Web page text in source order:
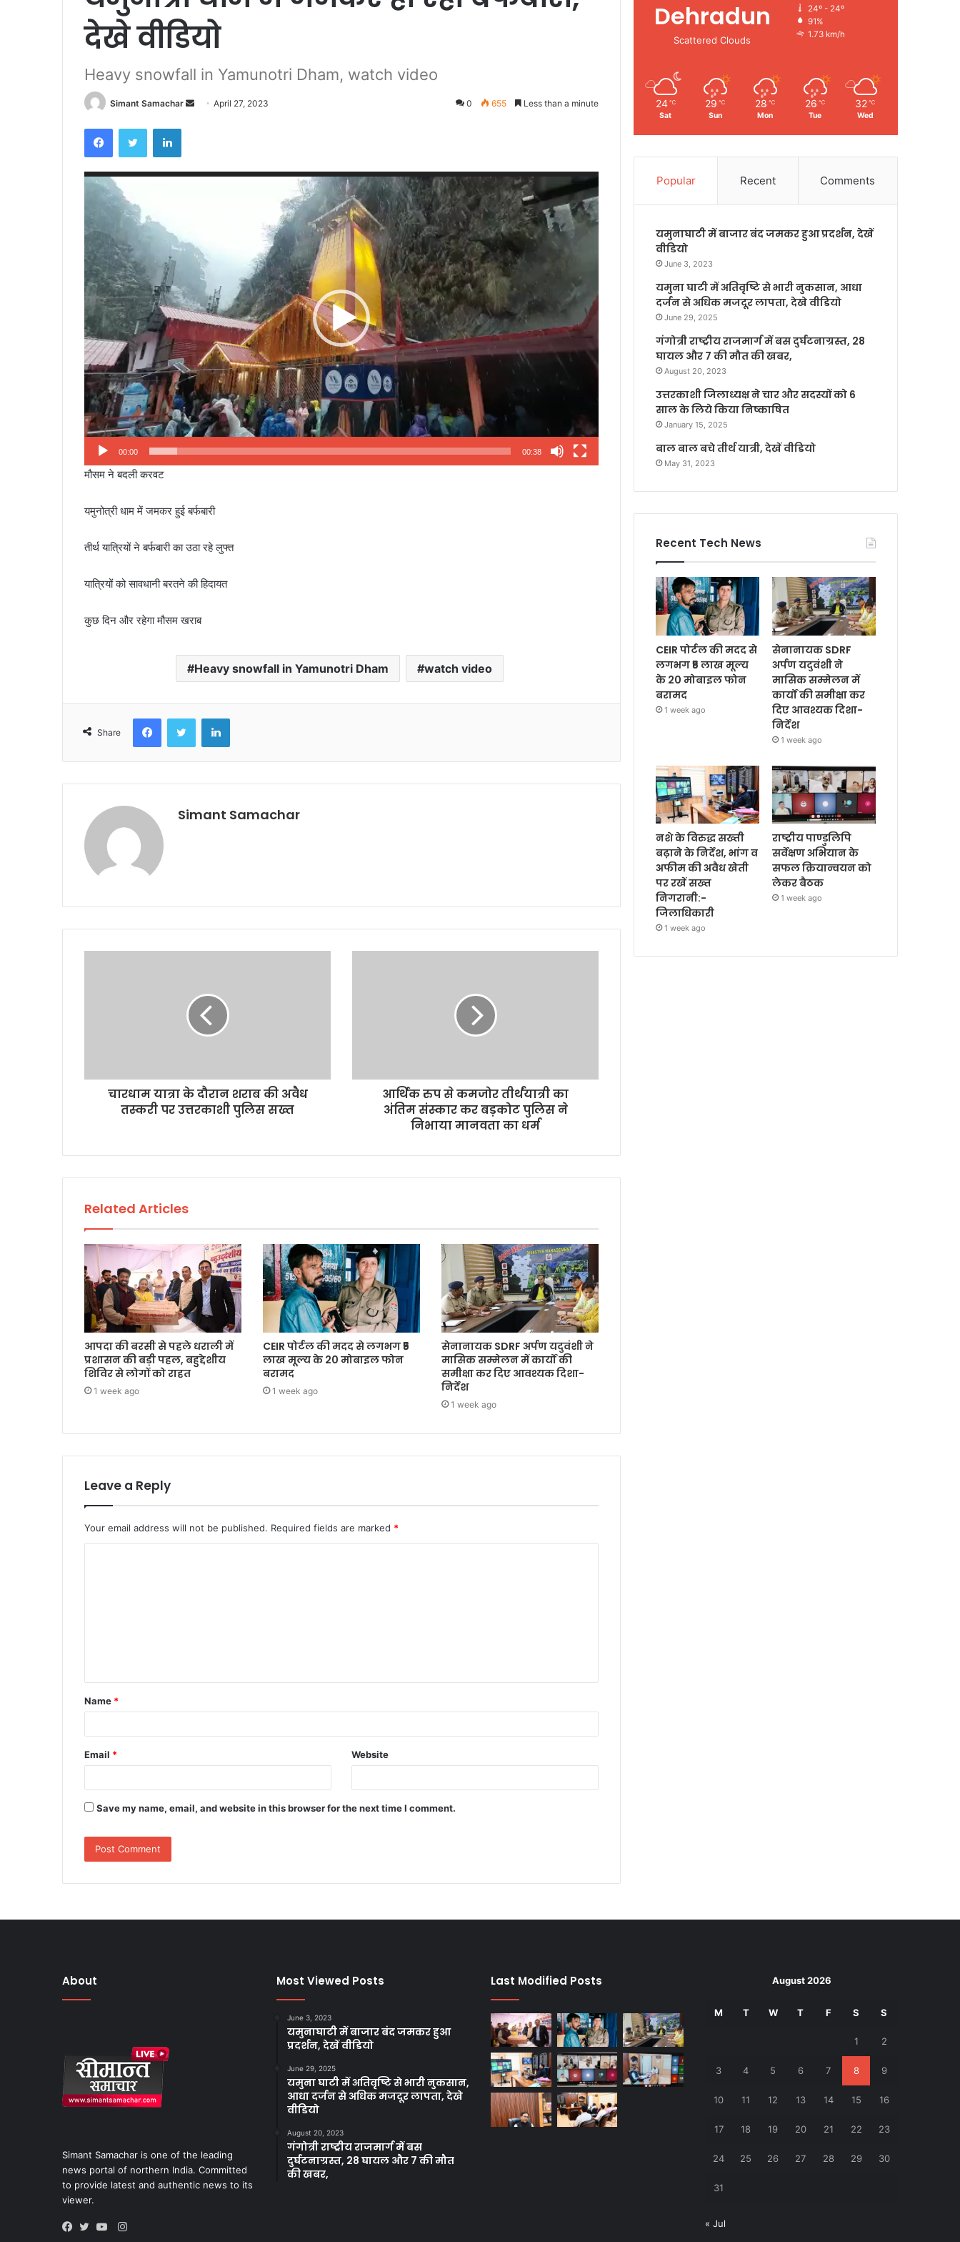
देखे वीडियो
Heavy snowfall in Yamunotri Dham, watch video
Simant Samachar
a
i
April 27, 2023 0 655 Less than a minute
Video
Player
00:00 00:38
मौसम ने बदली करवट
यमुनोत्री धाम में जमकर हुई बर्फबारी
तीर्थ यात्रियों ने बर्फबारी का उठा रहे लुफ्त
यात्रियों को सावधानी बरतने की हिदायत
कुछ दिन और रहेगा मौसम खराब
Heavy snowfall in Yamunotri Dham watch video
Share
Simant Samachar
चारधाम यात्रा के दौरान शराब की अवैध
तस्करी पर उत्तरकाशी पुलिस सख्त
आर्थिक रुप से कमजोर तीर्थंयात्री का
अंतिम संस्कार कर बड़कोट पुलिस ने
निभाया मानवता का धर्म
Related Articles
आपदा की बरसी से पहले धराली में
प्रशासन की बड़ी पहल, बहुद्देशीय
शिविर से लोगों को राहत
1 week ago
CEIR पोर्टल की मदद से लगभग ₹5
लाख मूल्य के 20 मोबाइल फोन
बरामद
1 week ago
सेनानायक SDRF अर्पण यदुवंशी ने
मासिक सम्मेलन में कार्यों की
समीक्षा कर दिए आवश्यक दिशा-
निर्देश
1 week ago
Leave a Reply
Your email address will not be published. Required fields are marked *
t
*
Name *
Email * Website
Save my name, email, and website in this browser for the next time I comment.
Dehradun
Scattered Clouds
24º - 24º
91%
1.73 km/h
24 ℃
Sat
29 ℃
Sun
28 ℃
Mon
26 ℃
Tue
32 ℃
Wed
Popular Recent Comments
यमुनाघाटी में बाजार बंद जमकर हुआ प्रदर्शन, देखें
वीडियो
June 3, 2023
यमुना घाटी में अतिवृष्टि से भारी नुकसान, आधा
दर्जन से अधिक मजदूर लापता, देखे वीडियो
June 29, 2025
गंगोत्री राष्ट्रीय राजमार्ग में बस दुर्घटनाग्रस्त, 28
घायल और 7 की मौत की खबर,
August 20, 2023
उत्तरकाशी जिलाध्यक्ष ने चार और सदस्यों को 6
साल के लिये किया निष्काषित
January 15, 2025
बाल बाल बचे तीर्थ यात्री, देखें वीडियो
May 31, 2023
Recent Tech News
CEIR पोर्टल की मदद से
लगभग ₹5 लाख मूल्य
के 20 मोबाइल फोन
बरामद
1 week ago
सेनानायक SDRF
अर्पण यदुवंशी ने
मासिक सम्मेलन में
कार्यों की समीक्षा कर
दिए आवश्यक दिशा-
निर्देश
1 week ago
नशे के विरुद्ध सख्ती
बढ़ाने के निर्देश, भांग व
अफीम की अवैध खेती
पर रखें सख्त
निगरानी:-
जिलाधिकारी
1 week ago
राष्ट्रीय पाण्डुलिपि
सर्वेक्षण अभियान के
सफल क्रियान्वयन को
लेकर बैठक
1 week ago
About
Simant Samachar is one of the leading
news portal of northern India. Committed
to provide latest and authentic news to its
viewer.
Instagram
Most Viewed Posts
June 3, 2023
यमुनाघाटी में बाजार बंद जमकर हुआ
प्रदर्शन, देखें वीडियो
June 29, 2025
यमुना घाटी में अतिवृष्टि से भारी नुकसान,
आधा दर्जन से अधिक मजदूर लापता, देखे
वीडियो
August 20, 2023
गंगोत्री राष्ट्रीय राजमार्ग में बस
दुर्घटनाग्रस्त, 28 घायल और 7 की मौत
की खबर,
Last Modified Posts August 2026
M T W T F S S
1 2
3 4 5 6 7 8 9
10 11 12 13 14 15 16
17 18 19 20 21 22 23
24 25 26 27 28 29 30
31
« Jul